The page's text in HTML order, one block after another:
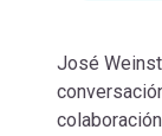
José